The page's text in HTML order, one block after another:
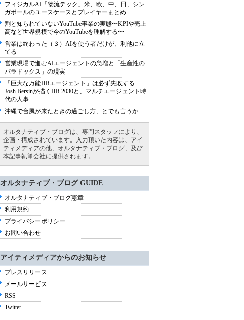
フィジカルAI「物流テック」米、欧、中、日、シン
ガポールのユースケースとプレイヤーまとめ
割と知られていないYouTube事業の実態〜KPIや売上
高など世界規模で今のYouTubeを理解する〜
営業は終わった（３）AIを使う者だけが、利他に立
てる
営業現場で進むAIエージェントの急増と「生産性の
パラドックス」の現実
「巨大な万能HRエージェント」は必ず失敗する----
Josh Bersinが描くHR 2030と、マルチエージェント時
代の人事
沖縄で台風が来たときの過ごし方、とでも言うか
オルタナティブ・ブログは、専門スタッフにより、
企画・構成されています。入力頂いた内容は、アイ
ティメディアの他、オルタナティブ・ブログ、及び
本記事執筆会社に提供されます。
オルタナティブ・ブログ GUIDE
オルタナティブ・ブログ憲章
利用規約
プライバシーポリシー
お問い合わせ
アイティメディアからのお知らせ
プレスリリース
メールサービス
RSS
Twitter